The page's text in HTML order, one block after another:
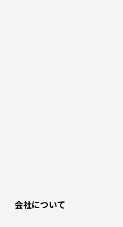
会社について